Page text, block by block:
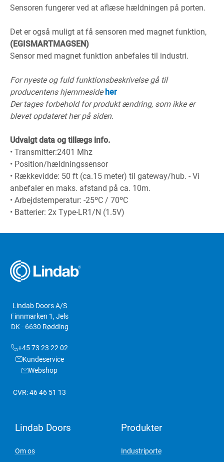
Sensoren fungerer ved at aflæse hældningen på porten.
Det er også muligt at få sensoren med magnet funktion,
(EGISMARTMAGSEN)
Sensor med magnet funktion anbefales til industri.
For nyeste og fuld funktionsbeskrivelse gå til
producentens hjemmeside her
Der tages forbehold for produkt ændring, som ikke er
blevet opdateret her på siden.
Udvalgt data og tillægs info.
• Transmitter:2401 Mhz
• Position/hældningssensor
• Rækkevidde: 50 ft (ca.15 meter) til gateway/hub. - Vi
anbefaler en maks. afstand på ca. 10m.
• Arbejdstemperatur: -25ºC / 70ºC
• Batterier: 2x Type-LR1/N (1.5V)
Lindab Doors A/S
Finnmarken 1, Jels
DK - 6630 Rødding
+45 73 23 22 02
Kundeservice
Webshop
CVR: 46 46 51 13
Lindab Doors
Om os
Produkter
Industriporte